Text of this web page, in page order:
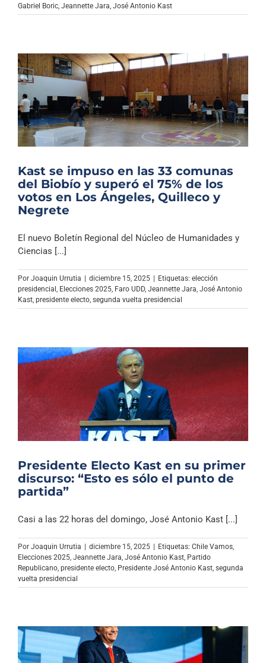
Gabriel Boric Jeannette Jara José Antonio Kast
Kast se impuso en las 33 comunas
del Biobío y superó el 75% de los
votos en Los Ángeles, Quilleco y
Negrete
El nuevo Boletín Regional del Núcleo de Humanidades y
Ciencias [...]
Por Joaquin Urrutia diciembre 15, 2025 Etiquetas: elección
presidencial , Elecciones 2025, Faro UDD, Jeannette Jara, José Antonio
Kast, presidente electo, segunda vuelta presidencial
Presidente Electo Kast en su primer
discurso: “Esto es sólo el punto de
partida”
Casi a las 22 horas del domingo, José Antonio Kast [...]
Por Joaquin Urrutia diciembre 15, 2025 Etiquetas: Chile Vamos,
Elecciones 2025, Jeannette Jara, José Antonio Kast, Partido
Republicano, presidente electo, Presidente José Antonio Kast, segunda
vuelta presidencial